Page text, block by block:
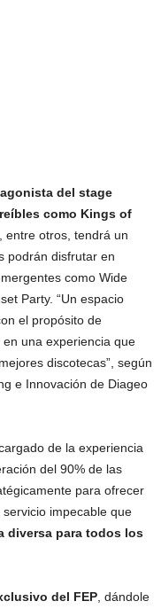
del stage
como Kings of
, entre otros, tendrá un
podrán disfrutar en
como Wide
Party. “Un espacio
el propósito de
una experiencia que
discotecas”, según
e Innovación de Diageo
de la experiencia
del 90% de las
para ofrecer
impecable que
diversa para todos los
del FEP , dándole